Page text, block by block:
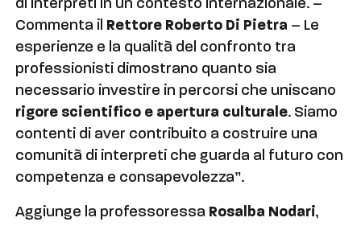
di interpreti in un contesto internazionale. –
Commenta il Rettore Roberto Di Pietra – Le
esperienze e la qualità del confronto tra
professionisti dimostrano quanto sia
necessario investire in percorsi che uniscano
rigore scientifico e apertura culturale. Siamo
contenti di aver contribuito a costruire una
comunità di interpreti che guarda al futuro con
competenza e consapevolezza”.
Aggiunge la professoressa Rosalba Nodari,